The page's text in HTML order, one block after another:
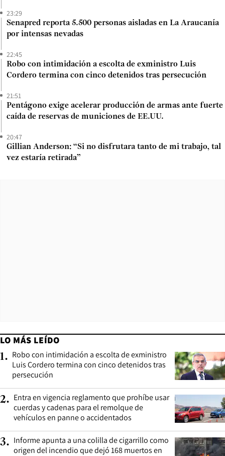
23:29
Senapred reporta 5.500 personas aisladas en La Araucanía
por intensas nevadas
22:45
Robo con intimidación a escolta de exministro Luis
Cordero termina con cinco detenidos tras persecución
21:51
Pentágono exige acelerar producción de armas ante fuerte
caída de reservas de municiones de EE.UU.
20:47
Gillian Anderson: “Si no disfrutara tanto de mi trabajo, tal
vez estaría retirada”
LO MÁS LEÍDO
1. Robo con intimidación a escolta de exministro
Luis Cordero termina con cinco detenidos tras
persecución
2. Entra en vigencia reglamento que prohíbe usar
cuerdas y cadenas para el remolque de
vehículos en panne o accidentados
3. Informe apunta a una colilla de cigarrillo como
origen del incendio que dejó 168 muertos en